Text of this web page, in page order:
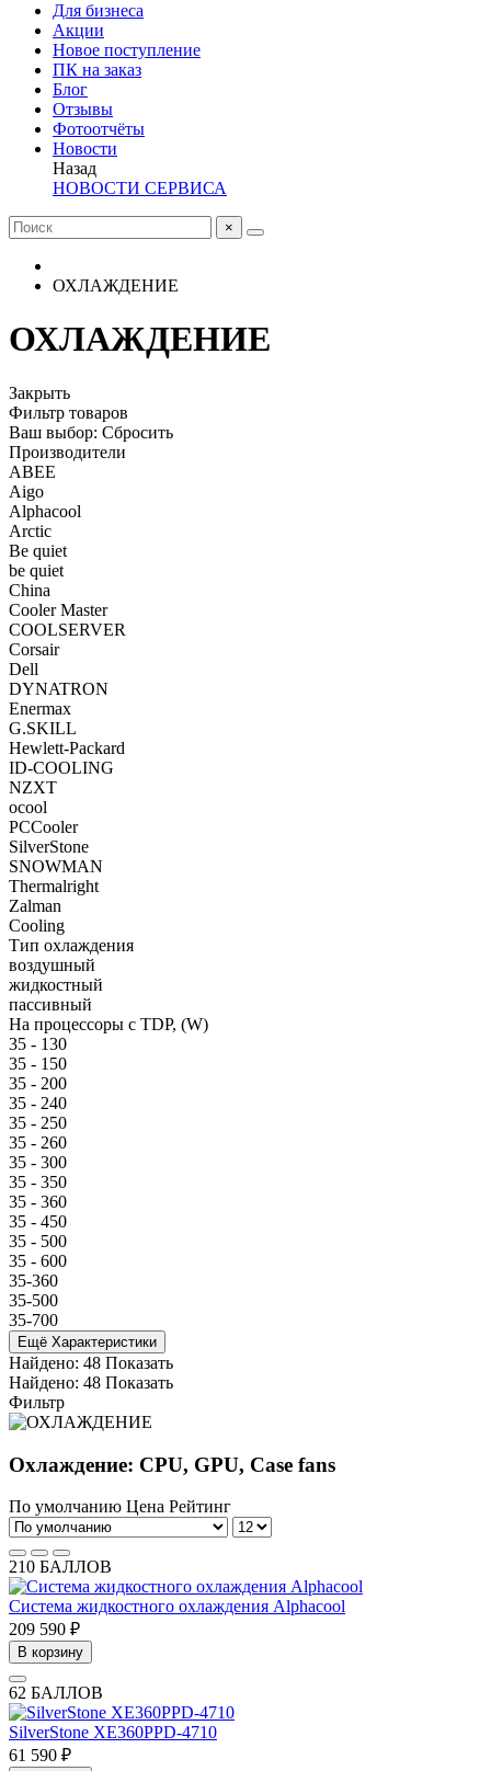
Для бизнеса
Акции
Новое поступление
ПК на заказ
Блог
Отзывы
Фотоотчёты
Новости
Назад
НОВОСТИ СЕРВИСА
×
ОХЛАЖДЕНИЕ
ОХЛАЖДЕНИЕ
Закрыть
Фильтр товаров
Ваш выбор: Сбросить
Производители
ABEE
Aigo
Alphacool
Arctic
Be quiet
be quiet
China
Cooler Master
COOLSERVER
Corsair
Dell
DYNATRON
Enermax
G.SKILL
Hewlett-Packard
ID-COOLING
NZXT
ocool
PCCooler
SilverStone
SNOWMAN
Thermalright
Zalman
Cooling
Тип охлаждения
воздушный
жидкостный
пассивный
На процессоры с TDP, (W)
35 - 130
35 - 150
35 - 200
35 - 240
35 - 250
35 - 260
35 - 300
35 - 350
35 - 360
35 - 450
35 - 500
35 - 600
35-360
35-500
35-700
Ещё Характеристики
Найдено: 48 Показать
Найдено: 48 Показать
Фильтр
Охлаждение: CPU, GPU, Case fans
По умолчанию Цена Рейтинг
210 БАЛЛОВ
Система жидкостного охлаждения Alphacool
209 590 ₽
В корзину
62 БАЛЛОВ
SilverStone XE360PPD-4710
61 590 ₽